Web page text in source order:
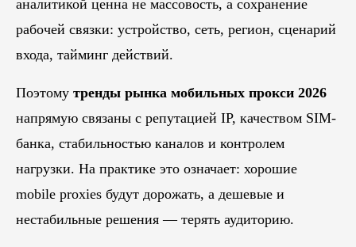
аналитикой ценна не массовость, а сохранение
рабочей связки: устройство, сеть, регион, сценарий
входа, тайминг действий.
Поэтому тренды рынка мобильных прокси 2026
напрямую связаны с репутацией IP, качеством SIM-
банка, стабильностью каналов и контролем
нагрузки. На практике это означает: хорошие
mobile proxies будут дорожать, а дешевые и
нестабильные решения — терять аудиторию.